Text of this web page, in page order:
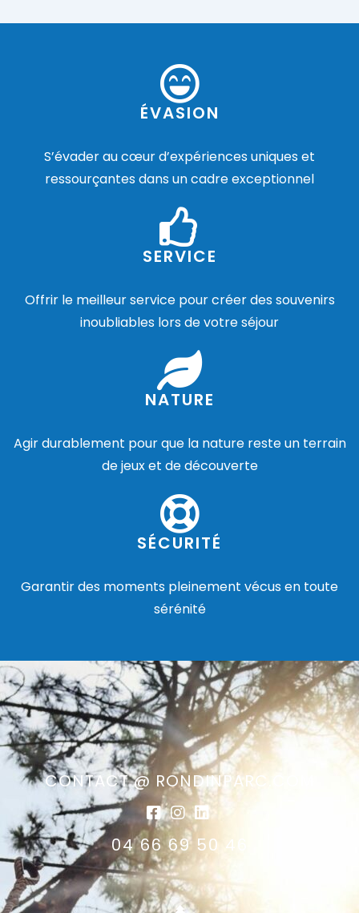
ÉVASION
S’évader au cœur d’expériences uniques et
ressourçantes dans un cadre exceptionnel
SERVICE
Offrir le meilleur service pour créer des souvenirs
inoubliables lors de votre séjour
NATURE
Agir durablement pour que la nature reste un terrain
de jeux et de découverte
SÉCURITÉ
Garantir des moments pleinement vécus en toute
sérénité
CONTACT @ RONDINPARC.COM
04 66 69 50 46